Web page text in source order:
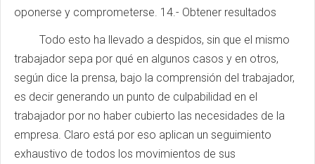
oponerse y comprometerse. 14.- Obtener resultados
Todo esto ha llevado a despidos, sin que el mismo
trabajador sepa por qué en algunos casos y en otros,
según dice la prensa, bajo la comprensión del trabajador,
es decir generando un punto de culpabilidad en el
trabajador por no haber cubierto las necesidades de la
empresa. Claro está por eso aplican un seguimiento
exhaustivo de todos los movimientos de sus